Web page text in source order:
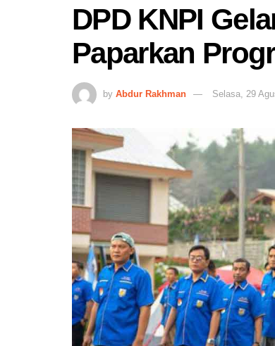
DPD KNPI
Paparkan
by Abdur Rakhman Selasa, 29